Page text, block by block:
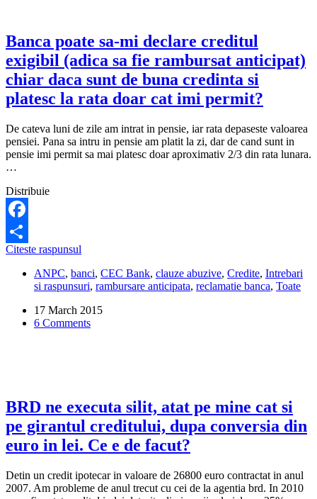
si
cum
le
putem
identifica
Banca poate sa-mi declare creditul
exigibil (adica sa fie rambursat anticipat)
chiar daca sunt de buna credinta si
platesc la rata doar cat imi permit?
De cateva luni de zile am intrat in pensie, iar rata depaseste valoarea
pensiei. Pana sa intru in pensie am platit la zi, dar de cand sunt in
pensie imi permit sa mai platesc doar aproximativ 2/3 din rata lunara.
…
Distribuie
Facebook
Share
Citeste raspunsul
sa-
mi
creditul
exigibil
daca
sunt
de
buna
si
platesc
ANPC, banci, CEC Bank, clauze abuzive, Credite, Intrebari
si raspunsuri, rambursare anticipata, reclamatie banca, Toate
17 March 2015
6 Comments
BRD ne executa silit, atat pe mine cat si
pe girantul creditului, dupa conversia din
euro in lei. Ce e de facut?
Detin un credit ipotecar in valoare de 26800 euro contractat in anul
2007. Am probleme de anul trecut cu cei de la agentia brd. In 2010